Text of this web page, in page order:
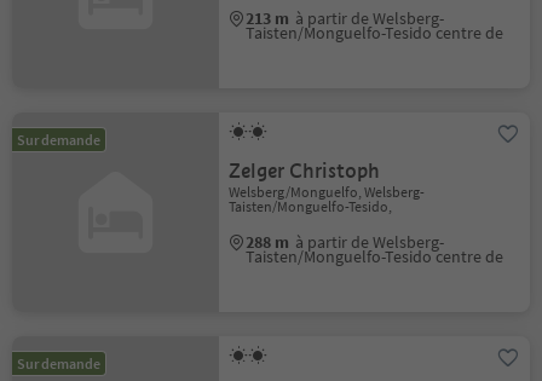
213 m à partir de Welsberg-
Taisten/Monguelfo-Tesido centre de
Sur demande
Zelger Christoph
Welsberg/Monguelfo, Welsberg-
Taisten/Monguelfo-Tesido,
288 m à partir de Welsberg-
Taisten/Monguelfo-Tesido centre de
Sur demande